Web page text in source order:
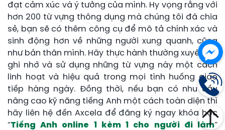
đạt cảm xúc và ý tưởng của mình. Hy vọng rằng với
hơn 200 từ vựng thông dụng mà chúng tôi đã chia
sẻ, bạn sẽ có thêm công cụ để mô tả chính xác và
sinh động hơn về những người xung quanh, cũng
như bản thân mình. Hãy thực hành thường xuyên để
ghi nhớ và sử dụng những từ vựng này một cách
linh hoạt và hiệu quả trong mọi tình huống giao
tiếp hàng ngày. Đồng thời, nếu bạn có nhu cầu
nâng cao kỹ năng tiếng Anh một cách toàn diện thì
hãy liên hệ đến Axcela để đăng ký ngay khóa học
“Tiếng Anh online 1 kèm 1 cho người đi làm”